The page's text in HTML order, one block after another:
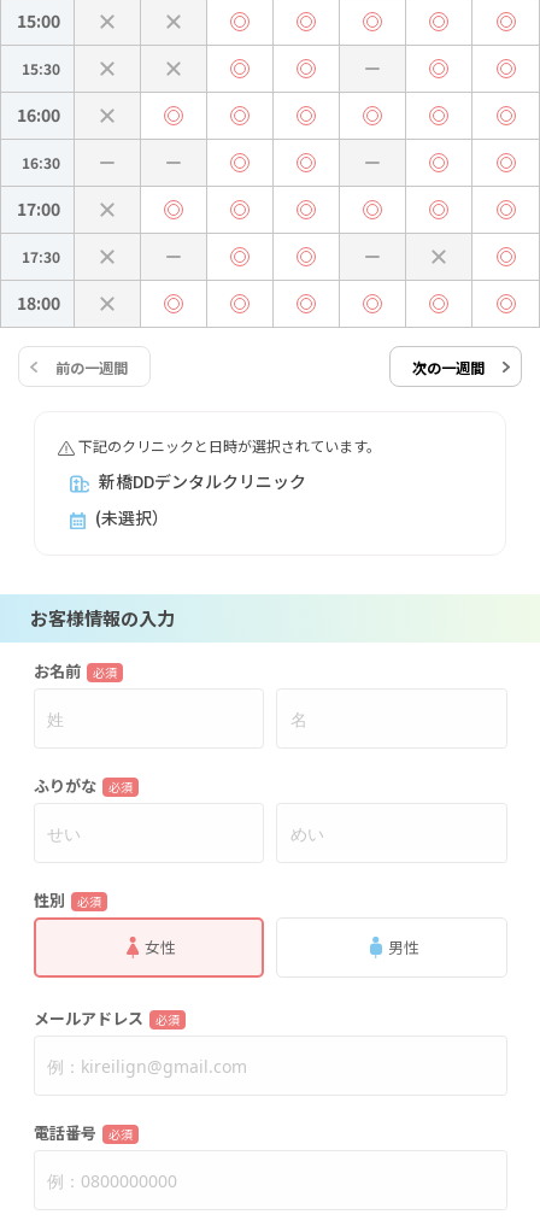
15:00
15:30
16:00
16:30
17:00
17:30
18:00
前の一週間 次の一週間
下記のクリニックと日時が選択されています。
新橋DDデンタルクリニック
(未選択）
お客様情報の入力
お名前 必須
ふりがな 必須
性別 必須
女性 男性
メールアドレス 必須
電話番号 必須